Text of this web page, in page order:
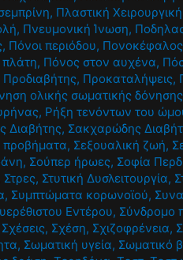
, Πλαστική Χειρουργική
, Πνευμονική Ίνωση,
, Πόνοι περιόδου, Πονοκέφαλος
, Πόνος στον αυχένα,
Προδιαβήτης, Προκαταλήψεις,
ολικής σωματικής δόνησης
, Ρήξη τενόντων του
Διαβήτης, Σακχαρώδης
προβήματα, Σεξουαλική ζωή,
, Σούπερ ήρωες, Σοφία
Στρες, Στυτική Δυσλειτουργία,
, Συμπτώματα κορωνοϊού,
Εντέρου, Σύνδρομο
Σχέσεις, Σχέση, Σχιζοφρένεια,
, Σωματική υγεία, Σωματικό